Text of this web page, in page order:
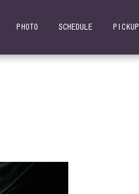
PHOTO SCHEDULE PICKUP